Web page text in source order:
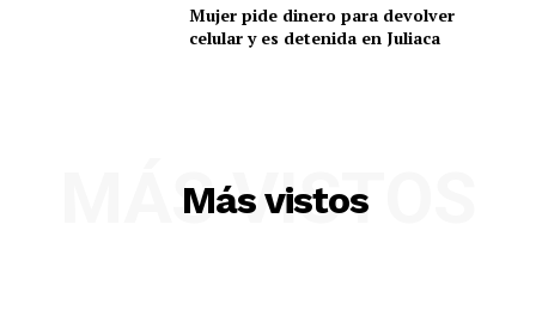
SUSCRIBETE
Mujer pide dinero para devolver
celular y es detenida en Juliaca
Más vistos
MÁS VISTOS